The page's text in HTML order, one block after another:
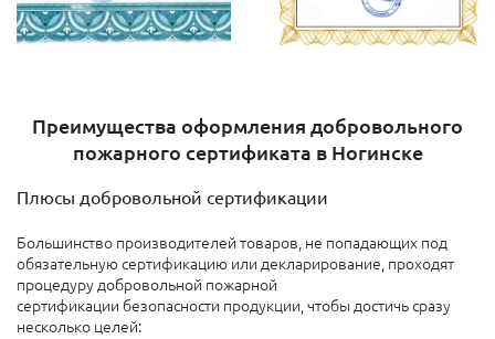
Преимущества оформления добровольного
пожарного сертификата в Ногинске
Плюсы добровольной сертификации
Большинство производителей товаров, не попадающих под
обязательную сертификацию или декларирование, проходят
процедуру добровольной пожарной
сертификации безопасности продукции, чтобы достичь сразу
несколько целей: